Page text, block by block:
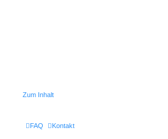
Zum Inhalt
FAQ Kontakt